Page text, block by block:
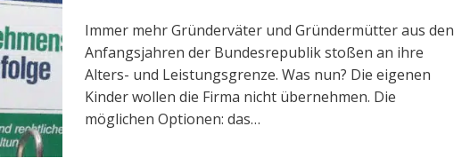
Immer mehr Gründerväter und Gründermütter aus den
Anfangsjahren der Bundesrepublik stoßen an ihre
Alters- und Leistungsgrenze. Was nun? Die eigenen
Kinder wollen die Firma nicht übernehmen. Die
möglichen Optionen: das…